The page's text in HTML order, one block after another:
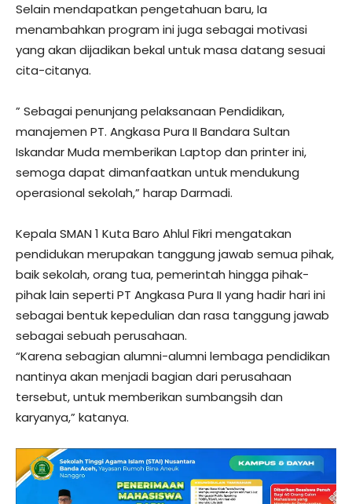
Selain mendapatkan pengetahuan baru, Ia
menambahkan program ini juga sebagai motivasi
yang akan dijadikan bekal untuk masa datang sesuai
cita-citanya.
” Sebagai penunjang pelaksanaan Pendidikan,
manajemen PT. Angkasa Pura II Bandara Sultan
Iskandar Muda memberikan Laptop dan printer ini,
semoga dapat dimanfaatkan untuk mendukung
operasional sekolah,” harap Darmadi.
Kepala SMAN 1 Kuta Baro Ahlul Fikri mengatakan
pendidukan merupakan tanggung jawab semua pihak,
baik sekolah, orang tua, pemerintah hingga pihak-
pihak lain seperti PT Angkasa Pura II yang hadir hari ini
sebagai bentuk kepedulian dan rasa tanggung jawab
sebagai sebuah perusahaan.
“Karena sebagian alumni-alumni lembaga pendidikan
nantinya akan menjadi bagian dari perusahaan
tersebut, untuk memberikan sumbangsih dan
karyanya,” katanya.